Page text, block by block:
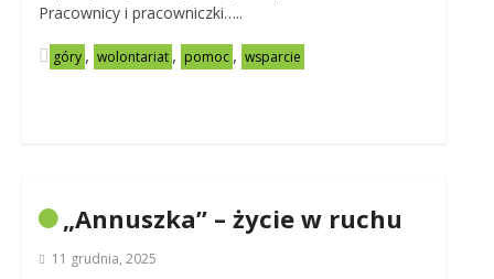
Pracownicy i pracowniczki…..
góry , wolontariat , pomoc , wsparcie
„Annuszka” – życie w ruchu
11 grudnia, 2025